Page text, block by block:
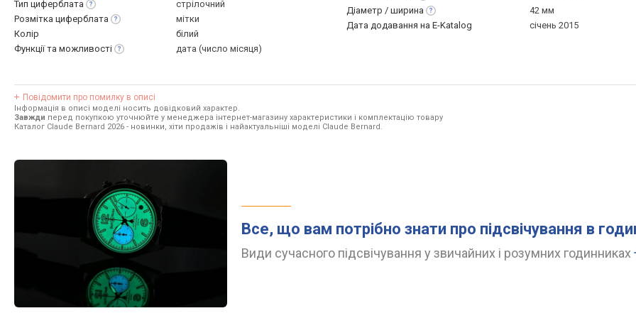
Тип циферблата
стрілочний
Розмітка циферблата
мітки
Колір
білий
Функції та можливості дата (число місяця)
Діаметр / ширина
42 мм
Дата додавання на E-Katalog
січень 2015
Повідомити про помилку в описі
Інформація в описі моделі носить довідковий характер.
Завжди перед покупкою уточнюйте у менеджера інтернет-магазину характеристики і комплектацію товару
Каталог Claude Bernard 2026 - новинки, хіти продажів і найактуальніші моделі Claude Bernard.
Все, що вам потрібно знати про підсвічування в
Види сучасного підсвічування у звичайних і розумних годинниках